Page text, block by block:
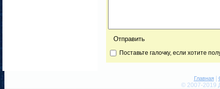
Поставьте галочку, если хотите
Главная|
© 2007-2019